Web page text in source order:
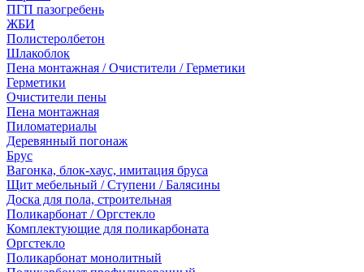
ПГП пазогребень
ЖБИ
Полистеролбетон
Шлакоблок
Пена монтажная / Очистители / Герметики
Герметики
Очистители пены
Пена монтажная
Пиломатериалы
Деревянный погонаж
Брус
Вагонка, блок-хаус, имитация бруса
Щит мебельный / Ступени / Балясины
Доска для пола, строительная
Поликарбонат / Оргстекло
Комплектующие для поликарбоната
Оргстекло
Поликарбонат монолитный